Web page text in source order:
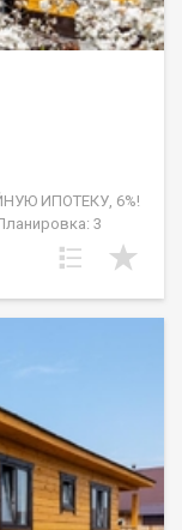
ИПОТЕКУ, 6%!
3
окном и
плита,
- септик.
Утеплённый
участок,
рядом с
транспорта,
земель земли
ИЖС.
автобусы ездят
имеет 3
и